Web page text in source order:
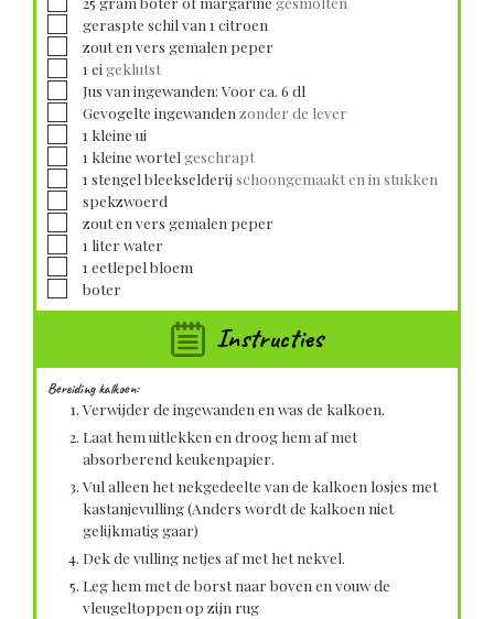
▢
geraspte schil van 1 citroen
▢
zout en vers gemalen peper
▢1 ei geklutst
▢
Jus van ingewanden: Voor ca. 6 dl
▢
Gevogelte ingewanden zonder de lever
▢1 kleine ui
▢1 kleine wortel geschrapt
▢1 stengel bleekselderij schoongemaakt en in stukken
▢
spekzwoerd
▢
zout en vers gemalen peper
▢1 liter water
▢1 eetlepel bloem
▢
boter
Instructies
Bereiding kalkoen:
Verwijder de ingewanden en was de kalkoen.
Laat hem uitlekken en droog hem af met
absorberend keukenpapier.
Vul alleen het nekgedeelte van de kalkoen losjes met
kastanjevulling (Anders wordt de kalkoen niet
gelijkmatig gaar)
Dek de vulling netjes af met het nekvel.
Leg hem met de borst naar boven en vouw de
vleugeltoppen op zijn rug